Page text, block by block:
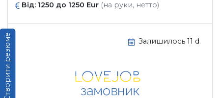
Створити резюме
Від: 1250 до 1250 Eur (на руки, нетто)
Залишилось 11 d.